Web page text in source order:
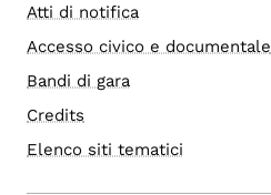
Atti di notifica
Accesso civico e documentale
Bandi di gara
Credits
Elenco siti tematici